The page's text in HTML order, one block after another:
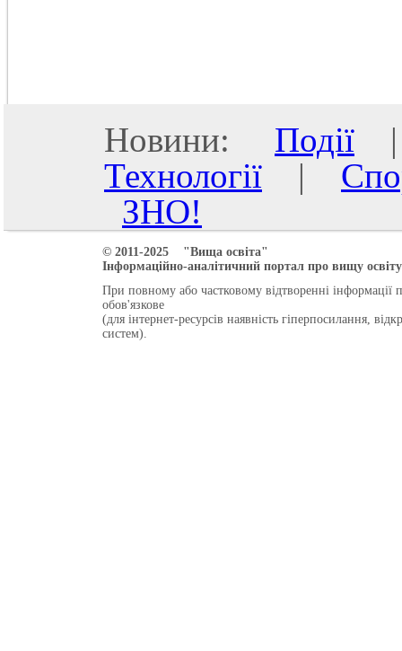
Новини: Події
Технології |
ЗНО!
© 2011-2025 "Вища освіта"
Інформаційно-аналітичний портал про вищу
При повному або частковому відтворенні інформації
обов'язкове
(для інтернет-ресурсів наявність гіперпосилання,
систем).